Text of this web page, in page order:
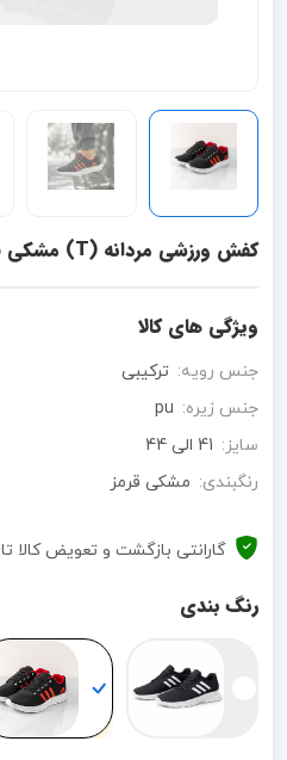
کفش ورزشی مردانه (T) مشکی قرمز مدل Alshen
ویژگی های کالا
جنس رویه: ترکیبی
جنس زیره: pu
سایز: 41 الی 44
رنگبندی: مشکی قرمز
گارانتی بازگشت و تعویض کالا تا 72ساعت
رنگ بندی